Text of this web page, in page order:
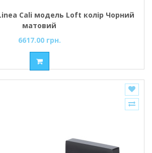
Cali модель Loft колір Чорний
матовий
6617.00 грн.